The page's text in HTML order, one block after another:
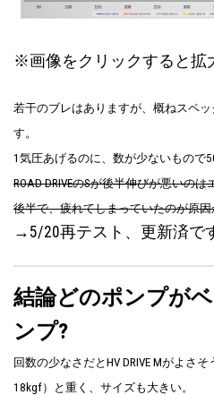
※画像をクリックすると拡
若干のブレはありますが、概ねスペ
す。
1気圧あげるのに、数が少ないもので
ROAD DRIVEのSが後半伸びが悪いの
後半で、疲れてしまっていたのが原
→5/20再テスト、更新済で
結論どのポンプが
ンプ?
回数の少なさだとHV DRIVE Mがよさ
18kgf）と重く、サイズも大きい。